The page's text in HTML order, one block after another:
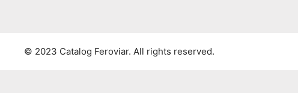
© 2023 Catalog Feroviar. All rights reserved.